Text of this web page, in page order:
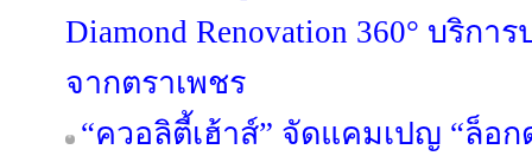
Diamond Renovation 360° บริกา
จากตราเพชร
“ควอลิตี้เฮ้าส์” จัดแคมเปญ “ล็อ